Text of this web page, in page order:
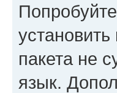
пакета не
язык.